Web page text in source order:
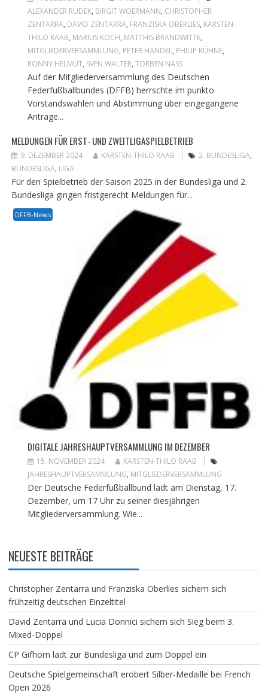
ALEXANDER RUDEK, BIRGIT WOERMANN, CHRISTOPHER
ZENTARRA, DAVID ZENTARRA, FRANZISKA OBERLIES, KARSTEN-
THILO RAAB, MARIUS KOCH, MATTHIS BRANDWITTE,
MITGLIEDERVERSAMMLUNG, PETER HÄNDEL, PHILIP KÜHNE,
RONNY HELMUT, SVEN WALTER, TORBEN NASS
Auf der Mitgliederversammlung des Deutschen
Federfußballbundes (DFFB) herrschte im punkto
Vorstandswahlen und Abstimmung über eingegangene
Anträge...
MELDUNGEN FÜR ERST- UND ZWEITLIGASPIELBETRIEB
9. DEZEMBER 2024 KARSTEN-THILO RAAB 2. BUNDESLIGA,
BUNDESLIGA, LIGA
Für den Spielbetrieb der Saison 2025 in der Bundesliga und 2.
Bundesliga gingen fristgerecht Meldungen für...
DFFB-News
DIGITALE JAHRESHAUPTVERSAMMLUNG IM DEZEMBER
15. NOVEMBER 2024
KARSTEN-THILO RAAB
JAHRESHAUPTVERSAMMLUNG, MITGLIEDERVERSAMMLUNG
Der Deutsche Federfußballbund lädt am Dienstag, 17.
Dezember, um 17 Uhr zu seiner diesjährigen
Mitgliederversammlung. Wie...
NEUESTE BEITRÄGE
Christopher Zentarra und Franziska Oberlies sichern sich
frühzeitig deutschen Einzeltitel
David Zentarra und Lucia Donnici sichern sich Sieg beim 3.
Mixed-Doppel
CP Gifhorn lädt zur Bundesliga und zum Doppel ein
Deutsche Spielgemeinschaft erobert Silber-Medaille bei French
Open 2026